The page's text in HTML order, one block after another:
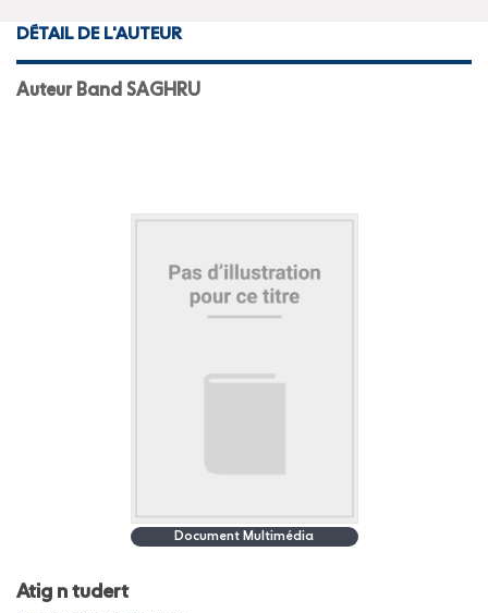
DÉTAIL DE L'AUTEUR
Auteur Band SAGHRU
Document Multimédia
Atig n tudert